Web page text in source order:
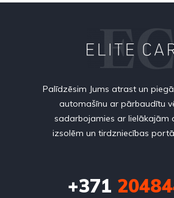
Palīdzēsim Jums atrast un
automašīnu ar pārbaudītu
sadarbojamies ar lielākajām
izsolēm un tirdzniecības
+371